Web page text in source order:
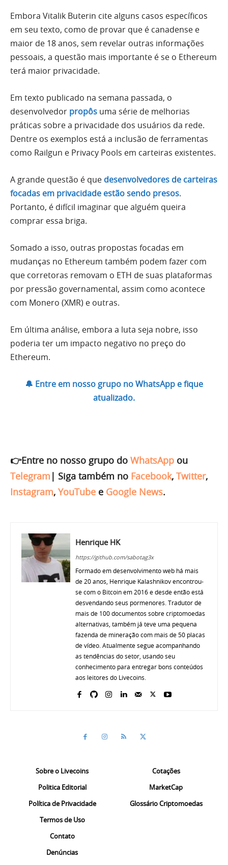
Embora Vitalik Buterin cite alguns casos específicos
em seu texto, como de provar que é canadense e
maior de 18 anos, sem revelar outras informações
pessoais, a questão mais importante é se o Ethereum
terá maior privacidade.
Em texto publicado na semana passada, o
desenvolvedor propôs uma série de melhorias
práticas sobre a privacidade dos usuários da rede.
Dentre os exemplos está a inclusão de ferramentas
como Railgun e Privacy Pools em carteiras existentes.
A grande questão é que desenvolvedores de carteiras
focadas em privacidade estão sendo presos.
Portanto, é difícil imaginar que alguém queira
comprar essa briga.
Somado a isso, outras propostas focadas em
mudanças no Ethereum também podem fazer com
que corretoras removam o ETH de suas plataformas
por pressão governamental, assim como acontece
com Monero (XMR) e outras.
Em última análise, embora a luta seja nobre, isso
poderia ter um impacto negativo no preço do
Ethereum.
🔔 Entre em nosso grupo no WhatsApp e fique
atualizado.
👉Entre no nosso grupo do WhatsApp ou
Telegram | Siga também no Facebook, Twitter,
Instagram, YouTube e Google News.
Henrique HK
https://github.com/sabotag3x
Formado em desenvolvimento web há mais
de 20 anos, Henrique Kalashnikov encontrou-
se com o Bitcoin em 2016 e desde então está
desvendando seus pormenores. Tradutor de
mais de 100 documentos sobre criptomoedas
alternativas, também já teve uma pequena
fazenda de mineração com mais de 50 placas
de vídeo. Atualmente segue acompanhando
as tendências do setor, usando seu
conhecimento para entregar bons conteúdos
aos leitores do Livecoins.
Sobre o Livecoins
Politica Editorial
Política de Privacidade
Termos de Uso
Contato
Denúncias
Cotações
MarketCap
Glossário Criptomoedas